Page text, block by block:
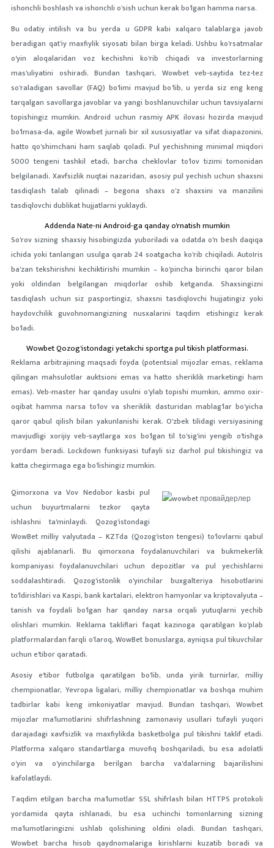
ishonchli boshlash va ishonchli o'sish uchun kerak bo'lgan hamma narsa.
Bu odatiy intilish va bu yerda u GDPR kabi xalqaro talablarga javob
beradigan qat'iy maxfiylik siyosati bilan birga keladi. Ushbu ko'rsatmalar
o'yin aloqalaridan voz kechishni ko'rib chiqadi va investorlarning
mas'uliyatini oshiradi. Bundan tashqari, Wowbet veb-saytida tez-tez
so'raladigan savollar (FAQ) bo'limi mavjud bo'lib, u yerda siz eng keng
tarqalgan savollarga javoblar va yangi boshlanuvchilar uchun tavsiyalarni
topishingiz mumkin. Android uchun rasmiy APK ilovasi hozirda mavjud
bo'lmasa-da, agile Wowbet jurnali bir xil xususiyatlar va sifat diapazonini,
hatto qo'shimchani ham saqlab qoladi. Pul yechishning minimal miqdori
5000 tengeni tashkil etadi, barcha cheklovlar to'lov tizimi tomonidan
belgilanadi. Xavfsizlik nuqtai nazaridan, asosiy pul yechish uchun shaxsni
tasdiqlash talab qilinadi – begona shaxs o'z shaxsini va manzilini
tasdiqlovchi dublikat hujjatlarni yuklaydi.
Addenda Nate-ni Android-ga qanday o'rnatish mumkin
So'rov sizning shaxsiy hisobingizda yuboriladi va odatda o'n besh daqiqa
ichida yoki tanlangan usulga qarab 24 soatgacha ko'rib chiqiladi. AutoIris
ba'zan tekshirishni kechiktirishi mumkin – ko'pincha birinchi qaror bilan
yoki oldindan belgilangan miqdorlar oshib ketganda. Shaxsingizni
tasdiqlash uchun siz pasportingiz, shaxsni tasdiqlovchi hujjatingiz yoki
haydovchilik guvohnomangizning nusxalarini taqdim etishingiz kerak
bo'ladi.
Wowbet Qozog'istondagi yetakchi sportga pul tikish platformasi.
Reklama arbitrajining maqsadi foyda (potentsial mijozlar emas, reklama
qilingan mahsulotlar auktsioni emas va hatto sheriklik marketingi ham
emas). Veb-master har qanday usulni o'ylab topishi mumkin, ammo oxir-
oqibat hamma narsa to'lov va sheriklik dasturidan mablag'lar bo'yicha
qaror qabul qilish bilan yakunlanishi kerak. O'zbek tilidagi versiyasining
mavjudligi xorijiy veb-saytlarga xos bo'lgan til to'sig'ini yengib o'tishga
yordam beradi. Lockdown funksiyasi tufayli siz darhol pul tikishingiz va
katta chegirmaga ega bo'lishingiz mumkin.
Qimorxona va Vov Nedobor kasbi pul
uchun buyurtmalarni tezkor qayta
ishlashni ta'minlaydi. Qozog'istondagi
WowBet milliy valyutada – KZTda (Qozog'iston tengesi) to'lovlarni qabul
qilishi ajablanarli. Bu qimorxona foydalanuvchilari va bukmekerlik
kompaniyasi foydalanuvchilari uchun depozitlar va pul yechishlarni
soddalashtiradi. Qozog'istonlik o'yinchilar buxgalteriya hisobotlarini
to'ldirishlari va Kaspi, bank kartalari, elektron hamyonlar va kriptovalyuta –
tanish va foydali bo'lgan har qanday narsa orqali yutuqlarni yechib
olishlari mumkin. Reklama takliflari faqat kazinoga qaratilgan ko'plab
platformalardan farqli o'laroq, WowBet bonuslarga, ayniqsa pul tikuvchilar
uchun e'tibor qaratadi.
Asosiy e'tibor futbolga qaratilgan bo'lib, unda yirik turnirlar, milliy
chempionatlar, Yevropa ligalari, milliy chempionatlar va boshqa muhim
tadbirlar kabi keng imkoniyatlar mavjud. Bundan tashqari, Wowbet
mijozlar ma'lumotlarini shifrlashning zamonaviy usullari tufayli yuqori
darajadagi xavfsizlik va maxfiylikda basketbolga pul tikishni taklif etadi.
Platforma xalqaro standartlarga muvofiq boshqariladi, bu esa adolatli
o'yin va o'yinchilarga berilgan barcha va'dalarning bajarilishini
kafolatlaydi.
Taqdim etilgan barcha ma'lumotlar SSL shifrlash bilan HTTPS protokoli
yordamida qayta ishlanadi, bu esa uchinchi tomonlarning sizning
ma'lumotlaringizni ushlab qolishining oldini oladi. Bundan tashqari,
Wowbet barcha hisob qaydnomalariga kirishlarni kuzatib boradi va